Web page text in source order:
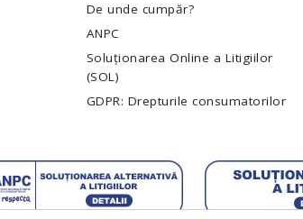
De unde cumpăr?
ANPC
Soluționarea Online a Litigiilor
(SOL)
GDPR: Drepturile consumatorilor